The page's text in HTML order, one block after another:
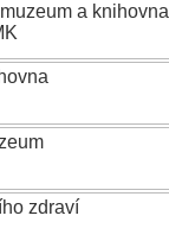
a knihovna
zdraví